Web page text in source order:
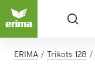
ERIMA Trikots 128